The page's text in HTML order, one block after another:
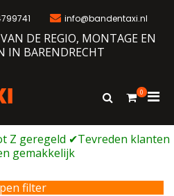
info@bandentaxi.nl
DE REGIO, MONTAGE EN
IN BARENDRECHT
Bandengarage met eigen webshop
Toon
0
voor
filter